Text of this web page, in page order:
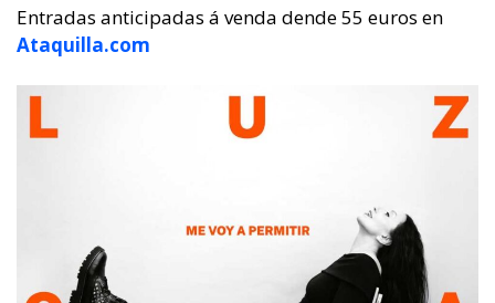
Entradas anticipadas á venda dende 55 euros en
Ataquilla.com